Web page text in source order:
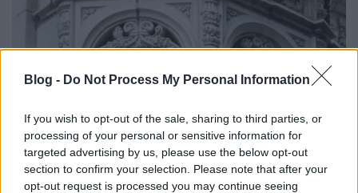
Blog - Do Not Process My Personal Information
If you wish to opt-out of the sale, sharing to third parties, or
processing of your personal or sensitive information for
targeted advertising by us, please use the below opt-out
section to confirm your selection. Please note that after your
opt-out request is processed you may continue seeing